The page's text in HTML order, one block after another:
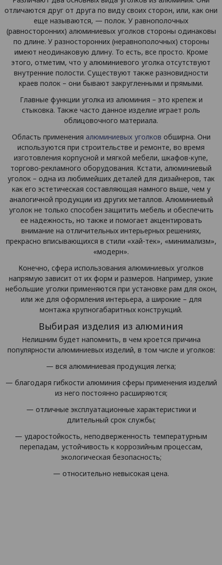
отличаются друг от друга по виду своих сторон, или, как они
еще называются, — полок. У равнополочных
(равносторонних) алюминиевых уголков стороны одинаковы
по длине. У разносторонних (неравнополочных) стороны
имеют неодинаковую длину. То есть, все просто. Кроме
этого, отметим, что у алюминиевого уголка отсутствуют
внутренние полости. Существуют также разновидности
краев полок – они бывают закругленными и прямыми.
Главные функции уголка из алюминия – это крепеж и
стыковка. Также часто данное изделие играет роль
облицовочного материала.
Область применения алюминиевых уголков обширна. Они
используются при строительстве и ремонте, во время
изготовления корпусной и мягкой мебели, шкафов-купе,
торгово-рекламного оборудования. Кстати, алюминиевый
уголок – одна из любимейших деталей для дизайнеров, так
как его эстетическая составляющая намного выше, чем у
аналогичной продукции из других металлов. Алюминиевый
уголок не только способен защитить мебель и обеспечить
ее надежность, но также и помогает акцентировать
внимание на отличительных интерьерных решениях,
прекрасно вписывающихся в стили «хай-тек», «минимализм»,
«модерн».
Конечно, сфера использования алюминиевых уголков
напрямую зависит от их форм и размеров. Например, узкие
небольшие уголки применяются при установке рам для окон,
или же для оформления интерьера, а широкие – для
монтажа крупногабаритных конструкций.
Выбирая изделия из алюминия
Нелишним будет напомнить, в чем кроется причина
популярности алюминиевых изделий, в том числе и уголков:
— вся алюминиевая продукция легка;
— благодаря гибкости алюминия сферы применения изделий
из него постоянно расширяются;
— отличные эксплуатационные характеристики и
длительный срок службы;
— ударостойкость, неподверженность температурным
перепадам, устойчивость к коррозийным процессам,
экологическая безопасность;
— относительно невысокая цена.